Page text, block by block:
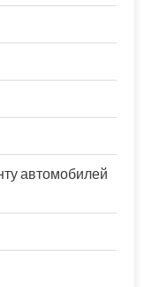
автомобилей